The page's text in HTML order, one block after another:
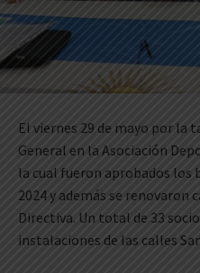
El viernes 29 de mayo por la
General en la Asociación
la cual fueron aprobados los
2024 y además se renovaron
Directiva. Un total de 33
instalaciones de las calles